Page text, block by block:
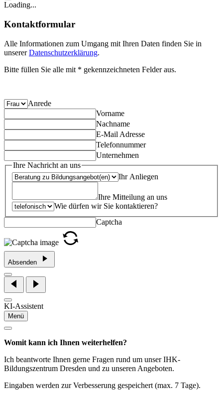
Loading...
Kontaktformular
Alle Informationen zum Umgang mit Ihren Daten finden Sie in
unsererDatenschutzerklärung.
Bitte füllen Sie alle mit * gekennzeichneten Felder aus.
Anrede
Vorname
Nachname
E-Mail Adresse
Telefonnummer
Unternehmen
Ihre Nachricht an uns
Ihr Anliegen
Ihre Mitteilung an uns
Wie dürfen wir Sie kontaktieren?
Captcha
Absenden
KI-Assistent
Menü
Womit kann ich Ihnen weiterhelfen?
Ich beantworte Ihnen gerne Fragen rund um unser IHK-
Bildungszentrum Dresden und zu unseren Angeboten.
Eingaben werden zur Verbesserung gespeichert (max. 7 Tage).